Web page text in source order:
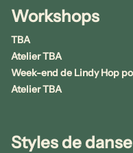
Workshops
TBA
Atelier TBA
Week-end de Lindy Hop
Atelier TBA
Styles de danse